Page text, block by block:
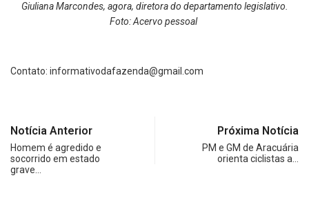
Giuliana Marcondes, agora, diretora do departamento legislativo.
Foto: Acervo pessoal
Contato: informativodafazenda@gmail.com
Notícia Anterior
Homem é agredido e
socorrido em estado
grave…
Próxima Notícia
PM e GM de Aracuária
orienta ciclistas a…